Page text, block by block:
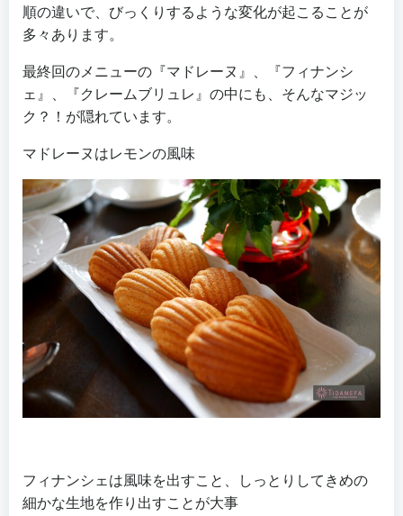
順の違いで、びっくりするような変化が起こることが
多々あります。
最終回のメニューの『マドレーヌ』、『フィナンシ
ェ』、『クレームブリュレ』の中にも、そんなマジッ
ク？！が隠れています。
マドレーヌはレモンの風味
フィナンシェは風味を出すこと、しっとりしてきめの
細かな生地を作り出すことが大事